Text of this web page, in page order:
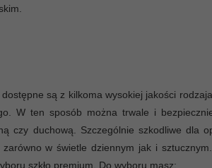
są z kilkoma wysokiej jakości
W ten sposób można trwale i
czy duchową. Szczególnie szkodliwe dla
w świetle dziennym jak i
szkło premium. Do wyboru masz: